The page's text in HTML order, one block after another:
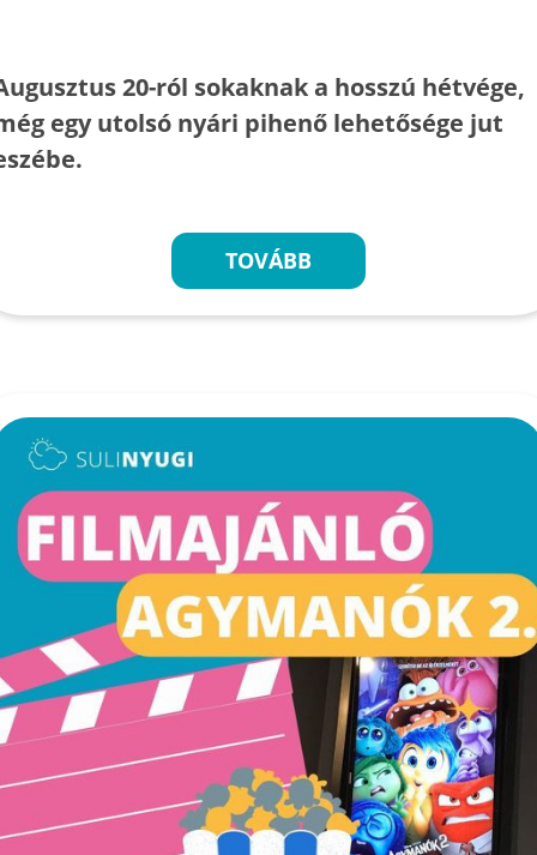
20-ról sokaknak a hosszú hétvége,
egy utolsó nyári pihenő lehetősége jut
TOVÁBB